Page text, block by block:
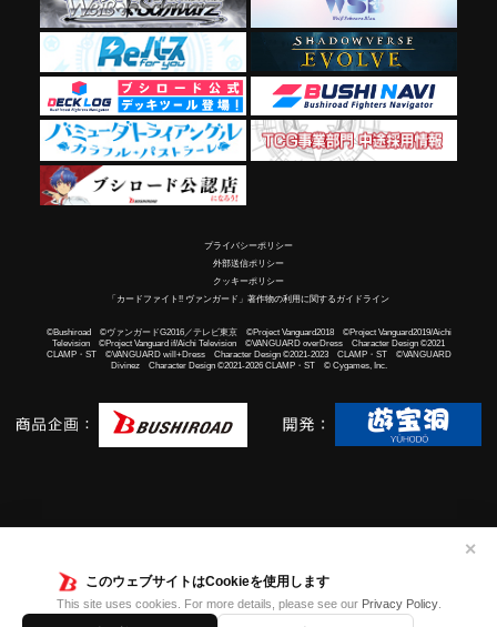
このウェブサイトはCookieを使用します
This site uses cookies. For more details, please see our Privacy Policy.
✕
プライバシーポリシー
外部送信ポリシー
クッキーポリシー
「カードファイト!! ヴァンガード」著作物の利用に関するガイドライン
©Bushiroad ©ヴァンガードG2016／テレビ東京 ©Project Vanguard2018 ©Project Vanguard2019/Aichi
Television ©Project Vanguard if/Aichi Television ©VANGUARD overDress Character Design ©2021
CLAMP・ST ©VANGUARD will+Dress Character Design ©2021-2023 CLAMP・ST ©VANGUARD
Divinez Character Design ©2021-2026 CLAMP・ST © Cygames, Inc.